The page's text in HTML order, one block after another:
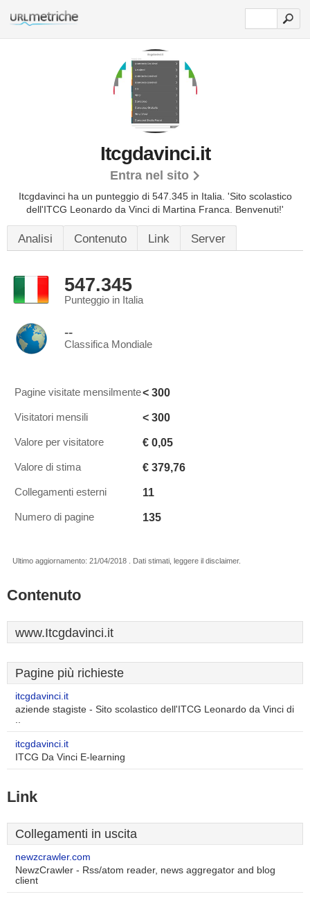
Itcgdavinci.it
Entra nel sito
Itcgdavinci ha un punteggio di 547.345 in Italia. 'Sito scolastico
dell'ITCG Leonardo da Vinci di Martina Franca. Benvenuti!'
Analisi Contenuto Link Server
547.345
Punteggio in Italia
--
Classifica Mondiale
Pagine visitate mensilmente< 300
Visitatori mensili < 300
Valore per visitatore € 0,05
Valore di stima € 379,76
Collegamenti esterni 11
Numero di pagine 135
Ultimo aggiornamento: 21/04/2018 . Dati stimati, leggere il disclaimer.
Contenuto
www.Itcgdavinci.it
Pagine più richieste
itcgdavinci.it
aziende stagiste - Sito scolastico dell'ITCG Leonardo da Vinci di
..
itcgdavinci.it
ITCG Da Vinci E-learning
Link
Collegamenti in uscita
newzcrawler.com
NewzCrawler - Rss/atom reader, news aggregator and blog
client